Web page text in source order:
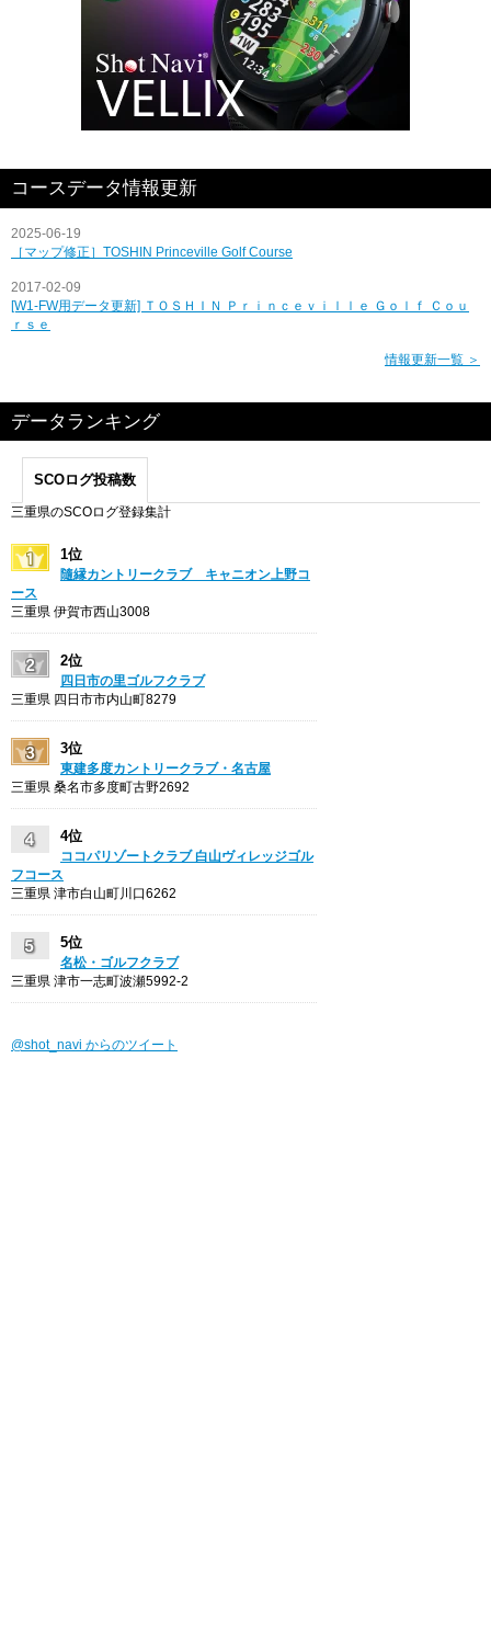
コースデータ情報更新
2025-06-19
［マップ修正］TOSHIN Princeville Golf Course
2017-02-09
[W1-FW用データ更新] ＴＯＳＨＩＮ Ｐｒｉｎｃｅｖｉｌｌｅ Ｇｏｌｆ Ｃｏｕ
ｒｓｅ
情報更新一覧 ＞
データランキング
SCOログ投稿数
三重県のSCOログ登録集計
1位
隨縁カントリークラブ キャニオン上野コ
ース
三重県 伊賀市西山3008
2位
四日市の里ゴルフクラブ
三重県 四日市市内山町8279
3位
東建多度カントリークラブ・名古屋
三重県 桑名市多度町古野2692
4位
ココパリゾートクラブ 白山ヴィレッジゴル
フコース
三重県 津市白山町川口6262
5位
名松・ゴルフクラブ
三重県 津市一志町波瀬5992-2
@shot_navi からのツイート